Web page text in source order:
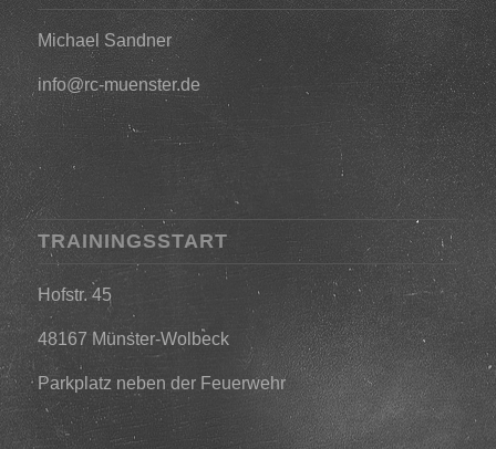
Michael Sandner
info@rc-muenster.de
TRAININGSSTART
Hofstr. 45
48167 Münster-Wolbeck
Parkplatz neben der Feuerwehr